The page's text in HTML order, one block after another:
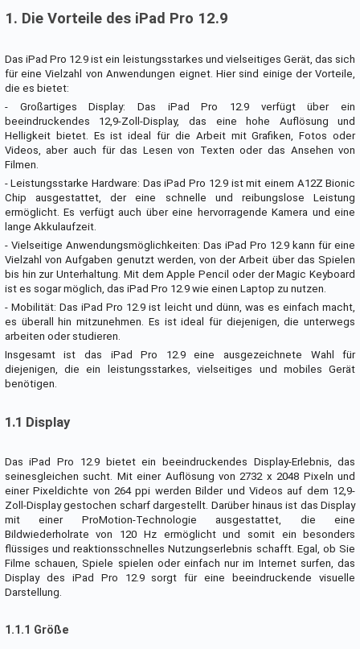
1. Die Vorteile des iPad Pro 12.9
Das iPad Pro 12.9 ist ein leistungsstarkes und vielseitiges Gerät, das sich
für eine Vielzahl von Anwendungen eignet. Hier sind einige der Vorteile,
die es bietet:
- Großartiges Display: Das iPad Pro 12.9 verfügt über ein
beeindruckendes 12,9-Zoll-Display, das eine hohe Auflösung und
Helligkeit bietet. Es ist ideal für die Arbeit mit Grafiken, Fotos oder
Videos, aber auch für das Lesen von Texten oder das Ansehen von
Filmen.
- Leistungsstarke Hardware: Das iPad Pro 12.9 ist mit einem A12Z Bionic
Chip ausgestattet, der eine schnelle und reibungslose Leistung
ermöglicht. Es verfügt auch über eine hervorragende Kamera und eine
lange Akkulaufzeit.
- Vielseitige Anwendungsmöglichkeiten: Das iPad Pro 12.9 kann für eine
Vielzahl von Aufgaben genutzt werden, von der Arbeit über das Spielen
bis hin zur Unterhaltung. Mit dem Apple Pencil oder der Magic Keyboard
ist es sogar möglich, das iPad Pro 12.9 wie einen Laptop zu nutzen.
- Mobilität: Das iPad Pro 12.9 ist leicht und dünn, was es einfach macht,
es überall hin mitzunehmen. Es ist ideal für diejenigen, die unterwegs
arbeiten oder studieren.
Insgesamt ist das iPad Pro 12.9 eine ausgezeichnete Wahl für
diejenigen, die ein leistungsstarkes, vielseitiges und mobiles Gerät
benötigen.
1.1 Display
Das iPad Pro 12.9 bietet ein beeindruckendes Display-Erlebnis, das
seinesgleichen sucht. Mit einer Auflösung von 2732 x 2048 Pixeln und
einer Pixeldichte von 264 ppi werden Bilder und Videos auf dem 12,9-
Zoll-Display gestochen scharf dargestellt. Darüber hinaus ist das Display
mit einer ProMotion-Technologie ausgestattet, die eine
Bildwiederholrate von 120 Hz ermöglicht und somit ein besonders
flüssiges und reaktionsschnelles Nutzungserlebnis schafft. Egal, ob Sie
Filme schauen, Spiele spielen oder einfach nur im Internet surfen, das
Display des iPad Pro 12.9 sorgt für eine beeindruckende visuelle
Darstellung.
1.1.1 Größe